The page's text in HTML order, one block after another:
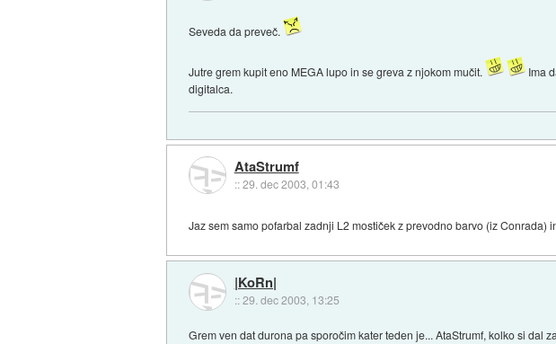
Seveda da preveč.
Jutre grem kupit eno MEGA lupo in se greva z njokom mučit. Ima
digitalca.
AtaStrumf
::29. dec 2003, 01:43
Jaz sem samo pofarbal zadnji L2 mostiček z prevodno barvo (iz Conrada)
|KoRn|
::29. dec 2003, 13:25
Grem ven dat durona pa sporočim kater teden je... AtaStrumf, kolko si dal